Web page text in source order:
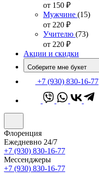
от 150 ₽
Мужчине (15)
от 220 ₽
Учителю (73)
от 220 ₽
Акции и скидки
Соберите мне букет
+7 (930) 830-16-77
Флоренция
Ежедневно 24/7
+7 (930) 830-16-77
Мессенджеры
+7 (930) 830-16-77